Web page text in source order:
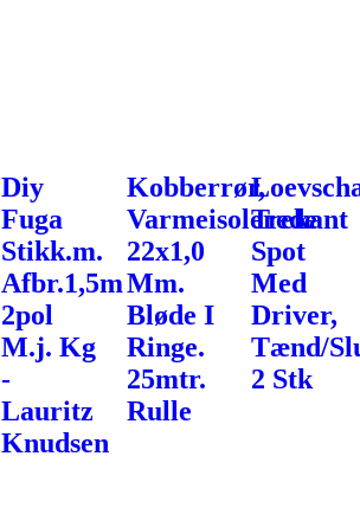
Diy
Fuga
Stikk.m.
Afbr.1,5m
2pol
M.j. Kg
-
Lauritz
Knudsen
Kobberrør,
Varmeisolerede
22x1,0
Mm.
Bløde I
Ringe.
25mtr.
Rulle
Trekant
Spot
Med
Driver,
Tænd/
2 Stk